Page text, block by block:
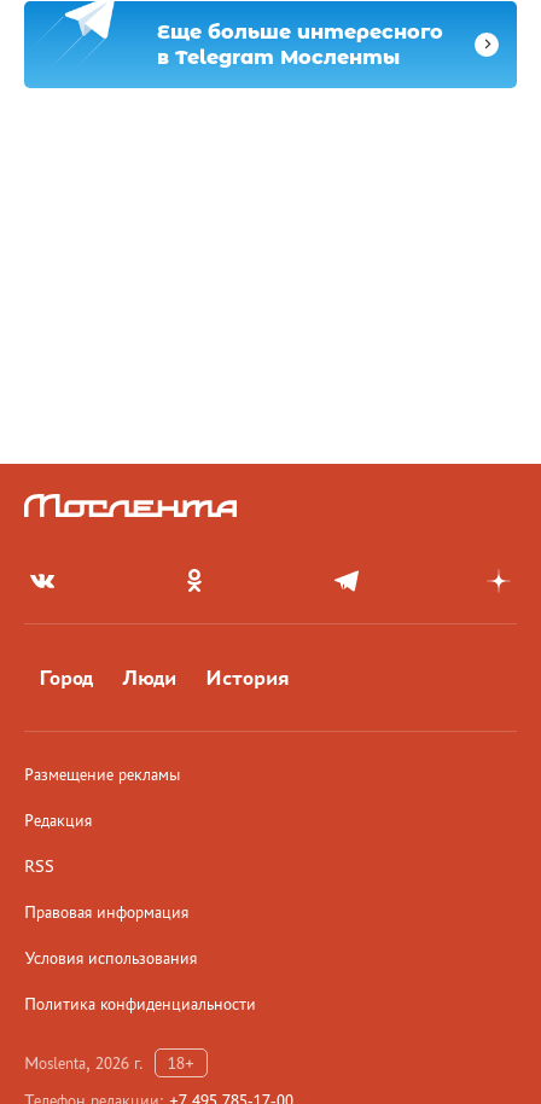
Еще больше интересного
в Telegram Мосленты
Город Люди История
Размещение рекламы
Редакция
RSS
Правовая информация
Условия использования
Политика конфиденциальности
Moslenta, 2026 г.
18+